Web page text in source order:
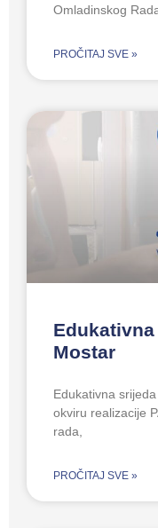
Omladinskog
PROČITAJ SVE »
Mostar
Edukativna
okviru realizacije
rada,
PROČITAJ SVE »